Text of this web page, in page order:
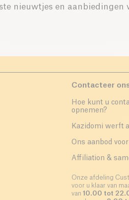
nieuwtjes en aanbiedingen
Contacteer
Hoe kunt u
opnemen?
Kazidomi werft
Ons aanbod
Affiliation &
Onze afdeling
voor u klaar van
van 10.00 tot